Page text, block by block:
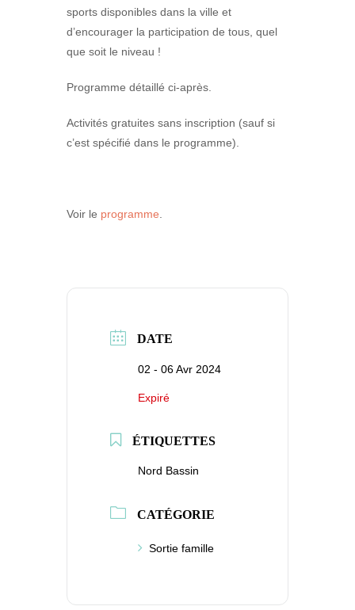
sports disponibles dans la ville et
d’encourager la participation de tous, quel
que soit le niveau !
Programme détaillé ci-après.
Activités gratuites sans inscription (sauf si
c’est spécifié dans le programme).
Voir le programme
DATE
02 - 06 Avr 2024
Expiré
ÉTIQUETTES
Nord Bassin
CATÉGORIE
Sortie famille